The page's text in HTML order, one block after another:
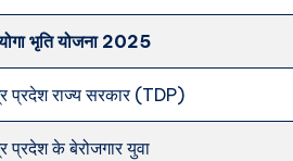
भृति योजना 2025
प्रदेश राज्य सरकार (TDP)
प्रदेश के बेरोजगार युवा